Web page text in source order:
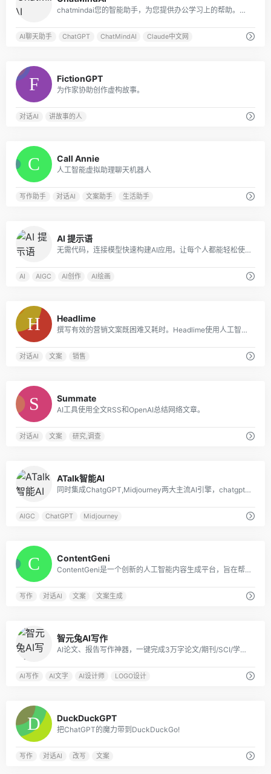
chatmindai您的智能助手，为您提供办公学习上的帮助。我们的AI助手基于GPT大语言模型实现，支持文件输入、语音输入等多模态交互方式，为您解决各种问题。立即尝试，提高60%学习效率！拥有GPT3.5，GPT4.0，Claude，Claude 100k等多种模型，多种角色扮演，更好的UI体验。claude中文网
AI聊天助手 ChatGPT ChatMindAI Claude中文网
FictionGPT
为作家协助创作虚构故事。
对话AI 讲故事的人
Call Annie
人工智能虚拟助理聊天机器人
写作助手 对话AI 文案助手 生活助手
AI 提示语
无需代码，连接模型快速构建AI应用。让每个人都能轻松使用 AI，提高 10 倍生产力。
AI AIGC AI创作 AI绘画
Headlime
撰写有效的营销文案既困难又耗时。Headlime使用人工智能和模板使写作更快、更容易。你将花更少的时间在内容上，而花更多的时间在结果上。
对话AI 文案 销售
Summate
AI工具使用全文RSS和OpenAI总结网络文章。
对话AI 文案 研究,调查
ATalk智能AI
同时集成ChatgGPT,Midjourney两大主流AI引擎，chatgpt响应速度极快，支持数据分析，Echarts图表展示，mijdourney调用官方接口，实时展示绘图效果
AIGC ChatGPT Midjourney
ContentGeni
ContentGeni是一个创新的人工智能内容生成平台，旨在帮助企业大规模创建高质量的内容。
写作 对话AI 文案 文案生成
智元兔AI写作
AI论文、报告写作神器，一键完成3万字论文/期刊/SCI/学术报告
AI写作 AI文字 AI设计师 LOGO设计
DuckDuckGPT
把ChatGPT的魔力带到DuckDuckGo!
写作 对话AI 改写 文案